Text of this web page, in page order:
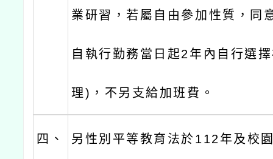
業研習，若屬自由參加性質，同
自執行勤務當日起2年內自行選
理)，不另支給加班費。
四、 另性別平等教育法於112年及校